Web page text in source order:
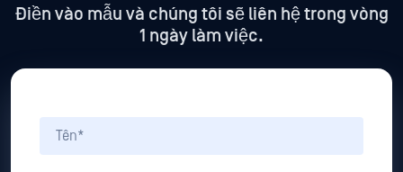
Điền vào mẫu và chúng tôi sẽ liên hệ trong vòng
1 ngày làm việc.